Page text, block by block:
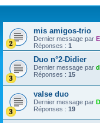
mis amigos-trio
Dernier message par
Réponses : 1
Duo n°2-Didier
Dernier message par
Réponses : 15
valse duo
Dernier message par
Réponses : 19